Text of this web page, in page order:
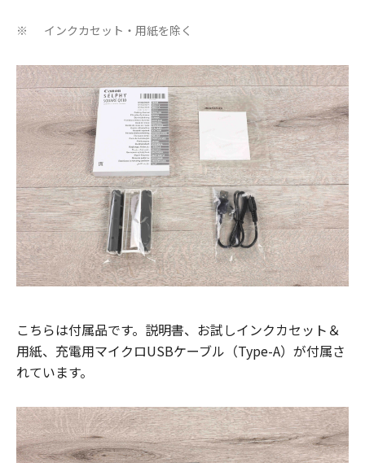
※ インクカセット・用紙を除く
こちらは付属品です。説明書、お試しインクカセット＆
用紙、充電用マイクロUSBケーブル（Type-A）が付属さ
れています。